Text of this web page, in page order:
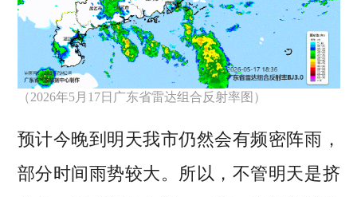
（2026年5月17日广东省雷达组合反射率图）
预计今晚到明天我市仍然会有频密阵雨 ，
部分时间雨势较大。所以，不管明天是挤